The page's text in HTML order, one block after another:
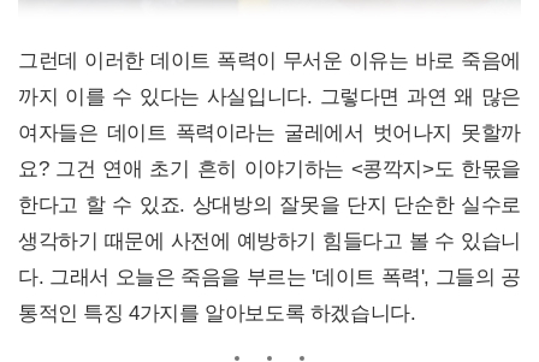
그런데 이러한 데이트 폭력이 무서운 이유는 바로 죽음에
까지 이를 수 있다는 사실입니다. 그렇다면 과연 왜 많은
여자들은 데이트 폭력이라는 굴레에서 벗어나지 못할까
요? 그건 연애 초기 흔히 이야기하는 <콩깍지>도 한몫을
한다고 할 수 있죠. 상대방의 잘못을 단지 단순한 실수로
생각하기 때문에 사전에 예방하기 힘들다고 볼 수 있습니
다. 그래서 오늘은 죽음을 부르는 '데이트 폭력', 그들의 공
통적인 특징 4가지를 알아보도록 하겠습니다.